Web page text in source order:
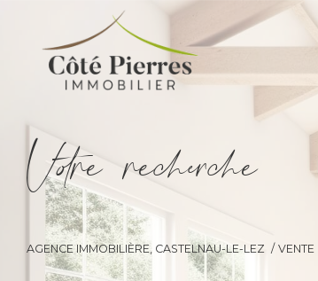
Vore recece
AGENCE IMMOBILIÈRE, CASTELNAU-LE-LEZ VENTE